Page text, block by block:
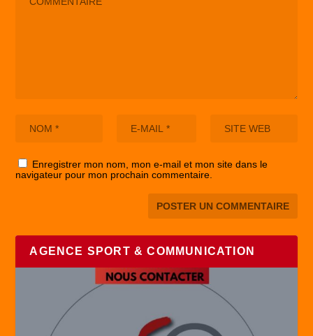
Enregistrer mon nom, mon e-mail et mon site dans le
navigateur pour mon prochain commentaire.
AGENCE SPORT & COMMUNICATION